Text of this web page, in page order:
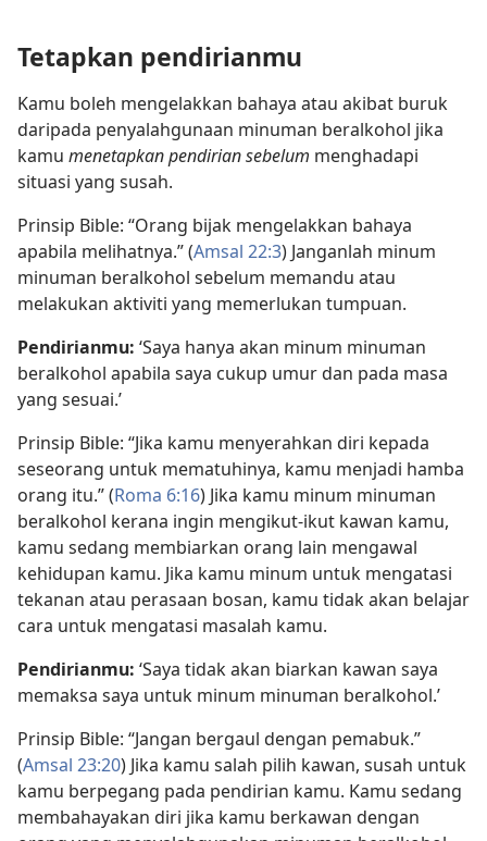
Tetapkan pendirianmu
Kamu boleh mengelakkan bahaya atau akibat buruk
daripada penyalahgunaan minuman beralkohol jika
kamu menetapkan pendirian sebelum menghadapi
situasi yang susah.
Prinsip Bible: “Orang bijak mengelakkan bahaya
apabila melihatnya.” (Amsal 22:3) Janganlah minum
minuman beralkohol sebelum memandu atau
melakukan aktiviti yang memerlukan tumpuan.
Pendirianmu: ‘Saya hanya akan minum minuman
beralkohol apabila saya cukup umur dan pada masa
yang sesuai.’
Prinsip Bible: “Jika kamu menyerahkan diri kepada
seseorang untuk mematuhinya, kamu menjadi hamba
orang itu.” (Roma 6:​16) Jika kamu minum minuman
beralkohol kerana ingin mengikut-ikut kawan kamu,
kamu sedang membiarkan orang lain mengawal
kehidupan kamu. Jika kamu minum untuk mengatasi
tekanan atau perasaan bosan, kamu tidak akan belajar
cara untuk mengatasi masalah kamu.
Pendirianmu: ‘Saya tidak akan biarkan kawan saya
memaksa saya untuk minum minuman beralkohol.’
Prinsip Bible: “Jangan bergaul dengan pemabuk.”
(Amsal 23:20) Jika kamu salah pilih kawan, susah untuk
kamu berpegang pada pendirian kamu. Kamu sedang
membahayakan diri jika kamu berkawan dengan